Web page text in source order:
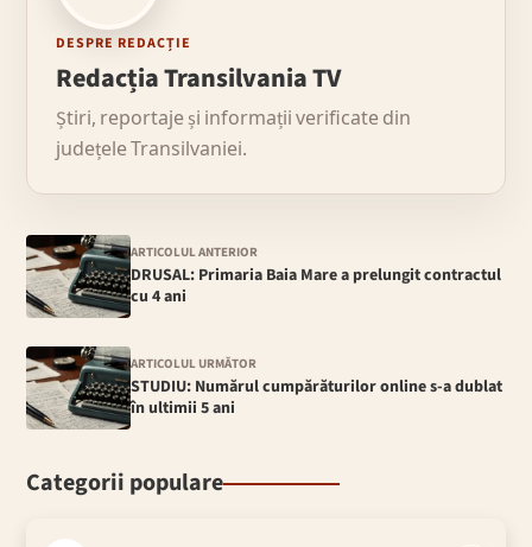
DESPRE REDACȚIE
Redacția Transilvania TV
Știri, reportaje și informații verificate din
județele Transilvaniei.
ARTICOLUL ANTERIOR
DRUSAL: Primaria Baia Mare a prelungit contractul
cu 4 ani
ARTICOLUL URMĂTOR
STUDIU: Numărul cumpărăturilor online s-a dublat
în ultimii 5 ani
Categorii populare